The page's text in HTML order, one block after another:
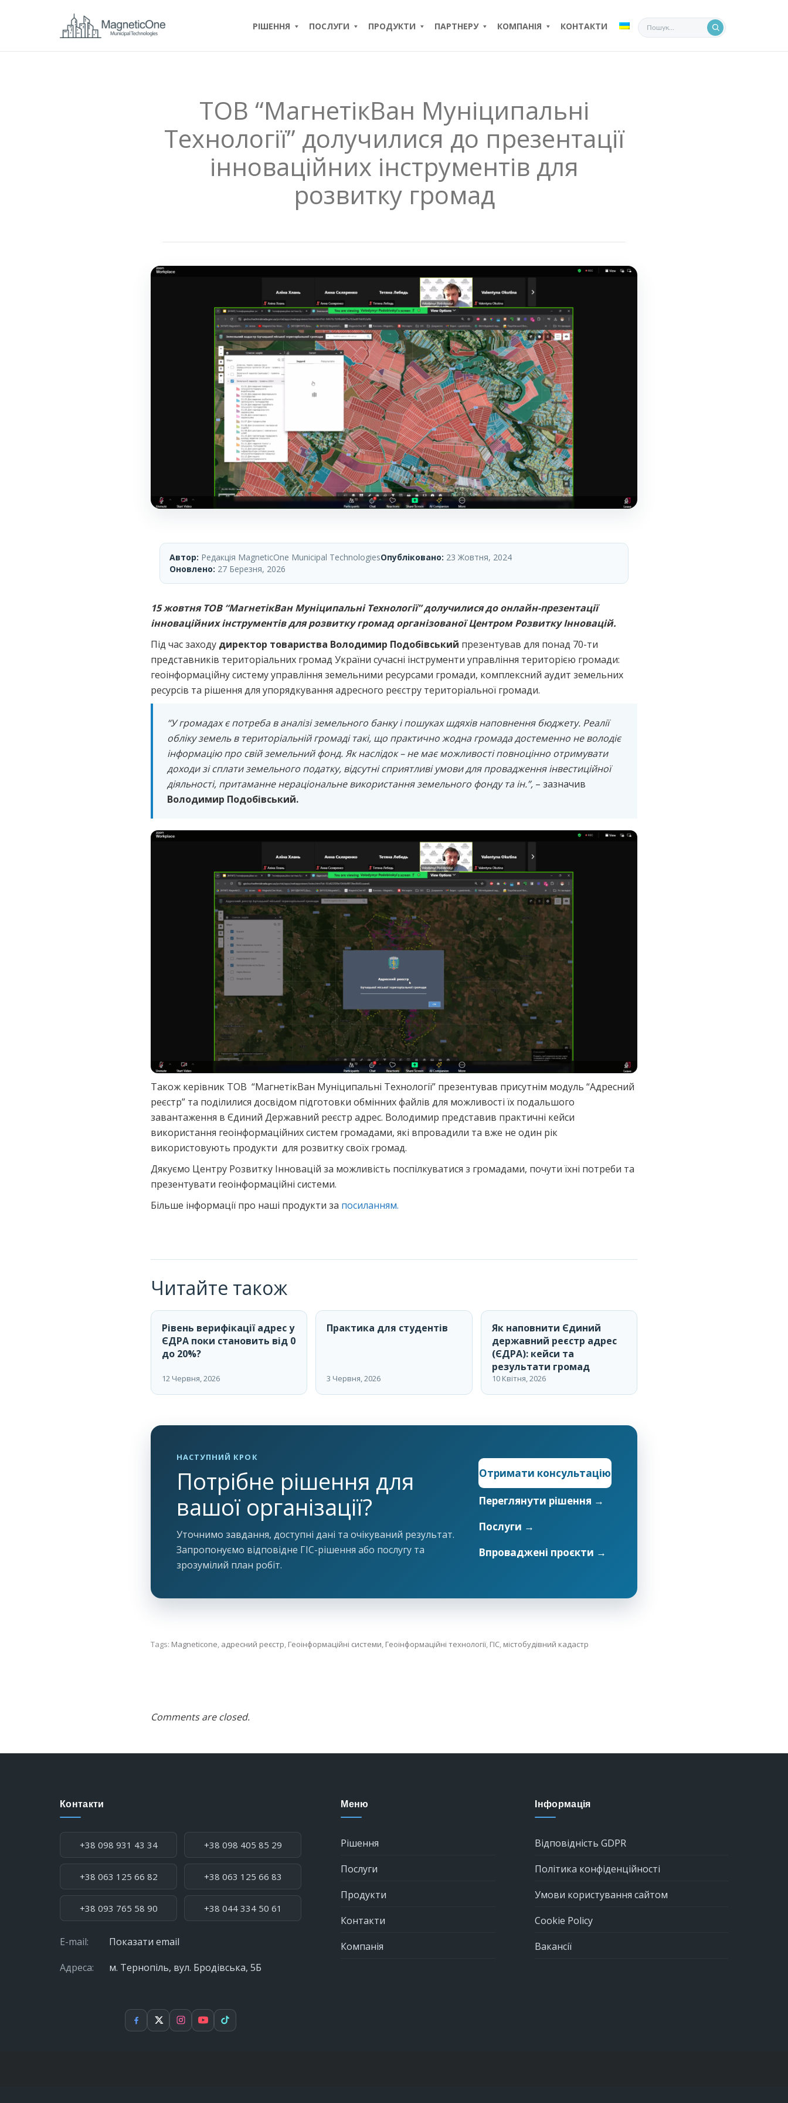
РІШЕННЯ ПОСЛУГИ ПРОДУКТИ ПАРТНЕРУ КОМПАНІЯ КОНТАКТИ
ТОВ “МагнетікВан Муніципальні
Технології” долучилися до презентації
інноваційних інструментів для
розвитку громад
Автор: Редакція MagneticOne Municipal TechnologiesОпубліковано: 23 Жовтня, 2024
Оновлено: 27 Березня, 2026
15 жовтня ТОВ “МагнетікВан Муніципальні Технології” долучилися до онлайн-презентації
інноваційних інструментів для розвитку громадорганізованої Центром Розвитку Інновацій.
Під час заходу директор товариства Володимир Подобівський презентував для понад 70-ти
представників територіальних громад України сучасні інструменти управління територією громади:
геоінформаційну систему управління земельними ресурсами громади, комплексний аудит земельних
ресурсів та рішення для упорядкування адресного реєстру територіальної громади.
“У громадах є потреба в аналізі земельного банку і пошуках шдяхів наповнення бюджету. Реалії
обліку земель в територіальній громаді такі, що практично жодна громада достеменно не володіє
інформацію про свій земельний фонд. Як наслідок – не має можливості повноцінно отримувати
доходи зі сплати земельного податку, відсутні сприятливі умови для провадження інвестиційної
діяльності, притаманне нераціональне використання земельного фонду та ін.”, – зазначив
Володимир Подобівський.
Також керівник ТОВ “МагнетікВан Муніципальні Технології” презентував присутнім модуль “Адресний
реєстр” та поділилися досвідом підготовки обмінних файлів для можливості їх подальшого
завантаження в Єдиний Державний реєстр адрес. Володимир представив практичні кейси
використання геоінформаційних систем громадами, які впровадили та вже не один рік
використовують продукти для розвитку своїх громад.
Дякуємо Центру Розвитку Інновацій за можливість поспілкуватися з громадами, почути їхні потреби та
презентувати геоінформаційні системи.
Більше інформації про наші продукти за посиланням.
Читайте також
Рівень верифікації адрес у
ЄДРА поки становить від 0
до 20%?
12 Червня, 2026
Практика для студентів
3 Червня, 2026
Як наповнити Єдиний
державний реєстр адрес
(ЄДРА): кейси та
результати громад
10 Квітня, 2026
НАСТУПНИЙ КРОК
Потрібне рішення для
вашої організації?
Уточнимо завдання, доступні дані та очікуваний результат.
Запропонуємо відповідне ГІС-рішення або послугу та
зрозумілий план робіт.
Отримати консультацію
Переглянути рішення →
Послуги →
Впроваджені проєкти →
Tags: Magneticone, адресний реєстр, Геоінформаційні системи, Геоінформаційні технології, ГІС, містобудівний кадастр
Comments are closed.
Контакти
+38 098 931 43 34 +38 098 405 85 29
+38 063 125 66 82 +38 063 125 66 83
+38 093 765 58 90 +38 044 334 50 61
E-mail:
Показати email
Адреса:
м. Тернопіль, вул. Бродівська, 5Б
Facebook
X Instagram
YouTubeTikTok
Меню
Рішення
Послуги
Продукти
Контакти
Компанія
Інформація
Відповідність GDPR
Політика конфіденційності
Умови користування сайтом
Cookie Policy
Вакансії